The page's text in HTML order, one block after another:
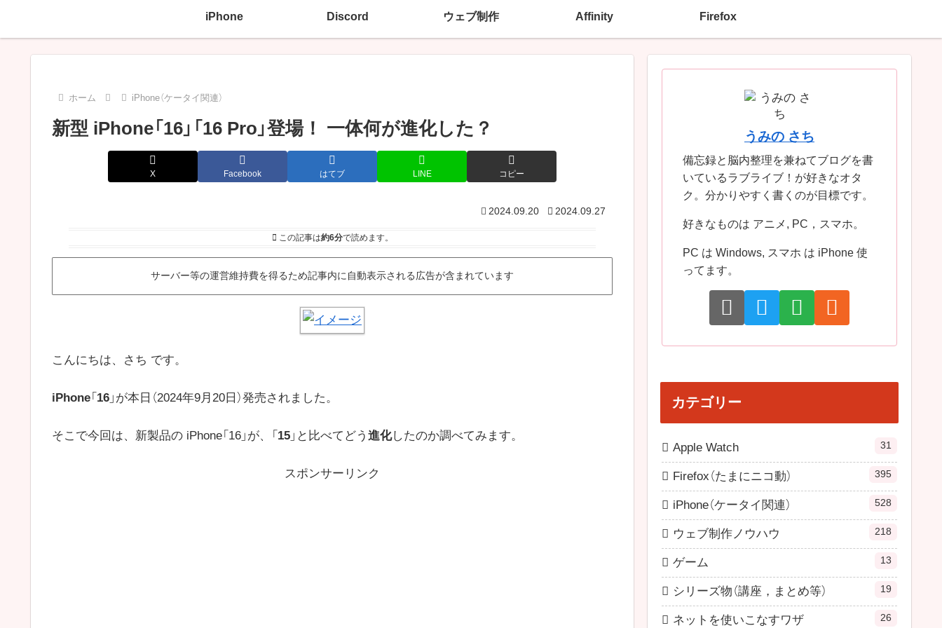
iPhone Discord ウェブ制作 Affinity Firefox
ホーム iPhone（ケータイ関連）
新型 iPhone「16」「16 Pro」登場！ 一体何が進化した？
X Facebook はてブ LINE コピー
2024.09.20 2024.09.27
この記事は約6分で読めます。
サーバー等の運営維持費を得るため記事内に自動表示される広告が含まれています
こんにちは、さち です。
iPhone「 16 」が本日（2024年9月20日）発売されました。
そこで今回は、新製品の iPhone「16」が、「 15 」と比べてどう 進化したのか調べてみます。
スポンサーリンク
うみの さち
備忘録と脳内整理を兼ねてブログを書
いているラブライブ！が好きなオタ
ク。分かりやすく書くのが目標です。
好きなものは アニメ, PC，スマホ。
PC は Windows, スマホ は iPhone 使
ってます。
カテゴリー
Apple Watch 31
Firefox（たまにニコ動） 395
iPhone（ケータイ関連） 528
ウェブ制作ノウハウ 218
ゲーム 13
シリーズ物（講座，まとめ等） 19
ネットを使いこなすワザ 26